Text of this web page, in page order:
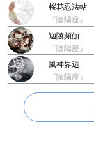
桜花忍法帖
『陰陽座』
迦陵頻伽
『陰陽座』
風神界逅
『陰陽座』